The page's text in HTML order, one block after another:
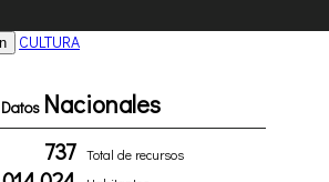
CULTURA
Datos Nacionales
737 Total de recursos